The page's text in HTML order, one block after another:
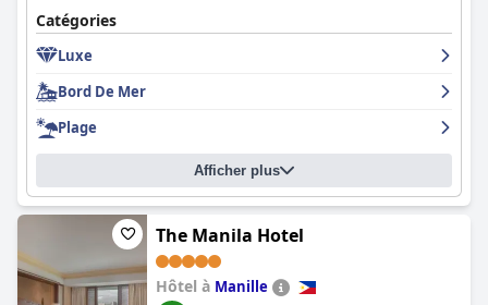
Catégories
Luxe
Bord De Mer
Plage
Afficher plus
The Manila Hotel
Hôtel à Manille